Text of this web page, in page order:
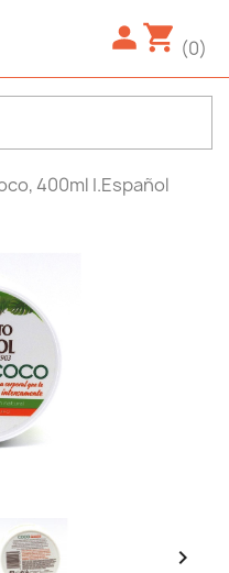
(0)
400ml I.Español
